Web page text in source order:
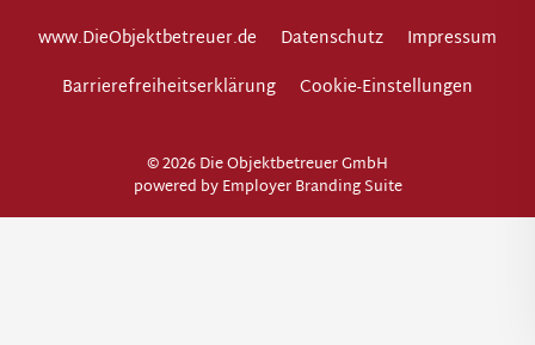
www.DieObjektbetreuer.de Datenschutz
Impressum
Barrierefreiheitserklärung
Cookie-Einstellungen
© 2026 Die Objektbetreuer GmbH
powered byEmployer Branding Suite